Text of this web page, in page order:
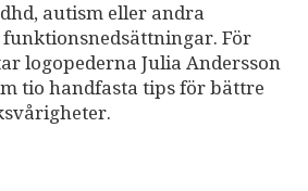
autism eller andra
För
logopederna Julia Andersson
tio handfasta tips för bättre